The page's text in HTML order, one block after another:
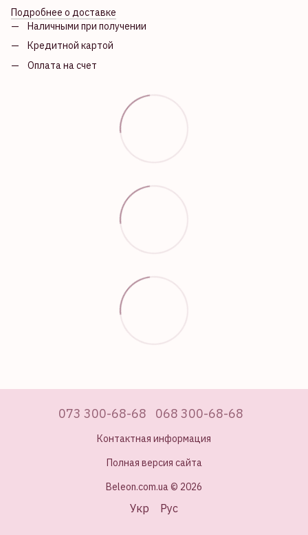
Подробнее о доставке
Наличными при получении
Кредитной картой
Оплата на счет
073 300-68-68 068 300-68-68
Контактная информация
Полная версия сайта
Beleon.com.ua © 2026
Укр Рус